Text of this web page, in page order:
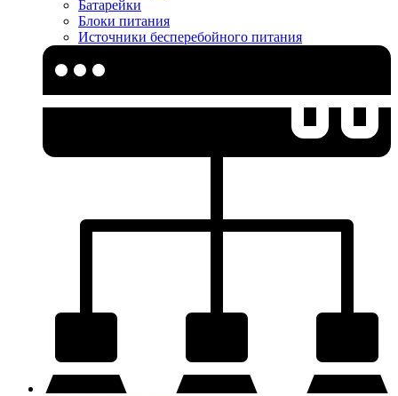
Батарейки
Блоки питания
Источники бесперебойного питания